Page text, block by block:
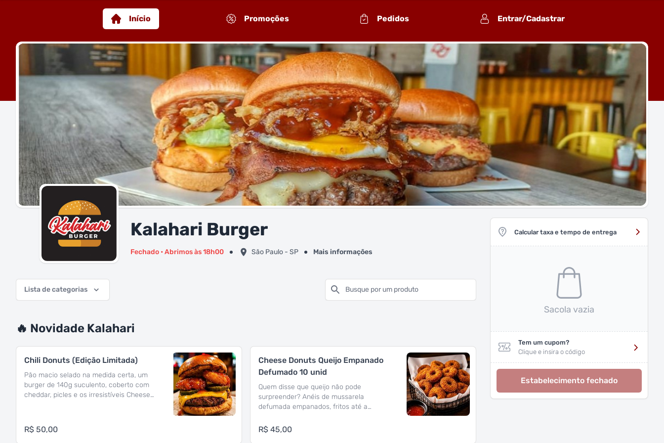
Início Promoções Pedidos Entrar/Cadastrar
Kalahari Burger
Fechado • Abrimos às 18h00 São Paulo - SP Mais informações
Lista de categorias Busque por um produto
🔥 Novidade Kalahari
Chili Donuts (Edição Limitada)
Pão macio selado na medida certa, um
burger de 140g suculento, coberto com
cheddar, picles e os irresistíveis Cheese
levemente picante do molho Sweet Chilli.
Uma combinação surpreendente de
R$ 50,00
Cheese Donuts Queijo Empanado
Defumado 10 unid
Quem disse que queijo não pode
surpreender? Anéis de mussarela
defumada empanados, fritos até a
incrivelmente cremoso. Para completar,
R$ 45,00
Calcular taxa e tempo de entrega
Sacola vazia
Tem um cupom?
Clique e insira o código
Estabelecimento fechado